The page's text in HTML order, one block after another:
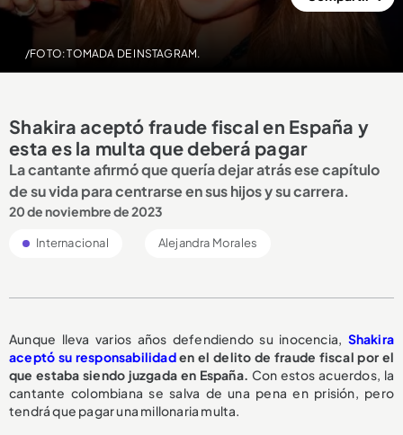
/FOTO: TOMADA DE INSTAGRAM.
Shakira aceptó fraude fiscal en España y
esta es la multa que deberá pagar
La cantante afirmó que quería dejar atrás ese capítulo
de su vida para centrarse en sus hijos y su carrera.
20 de noviembre de 2023
Internacional Alejandra Morales
Aunque lleva varios años defendiendo su inocencia, Shakira
aceptó su responsabilidaden el delito de fraude fiscal por el
que estaba siendo juzgada en España. Con estos acuerdos, la
cantante colombiana se salva de una pena en prisión, pero
tendrá que pagar una millonaria multa.